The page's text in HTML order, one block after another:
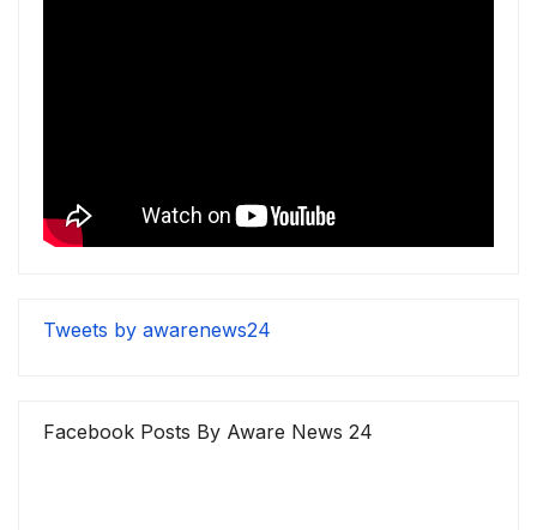
Tweets by awarenews24
Facebook Posts By Aware News 24